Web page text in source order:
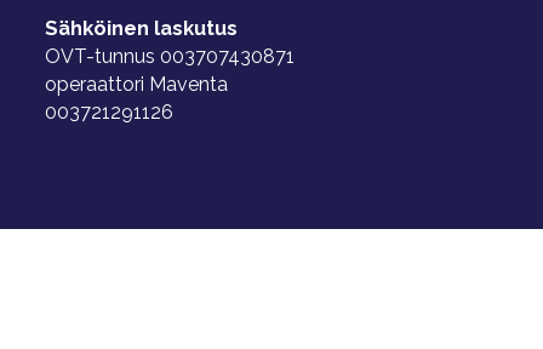
Sähköinen laskutus
OVT-tunnus 003707430871
operaattori Maventa
003721291126